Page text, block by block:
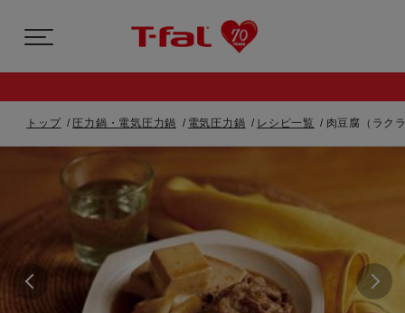
トップ 圧力鍋・電気圧力鍋 電気圧力鍋 レシピ一覧 肉豆腐（ラク